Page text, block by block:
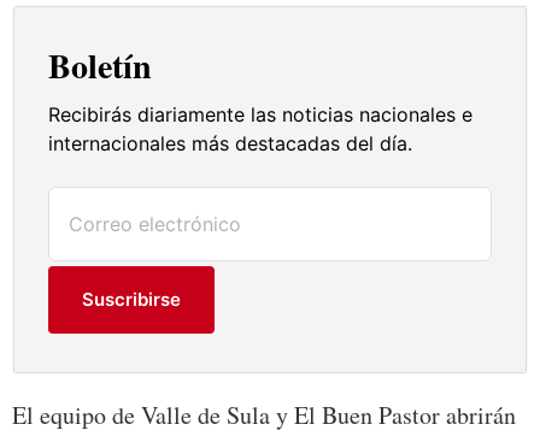
Boletín
Recibirás diariamente las noticias nacionales e
internacionales más destacadas del día.
Suscribirse
El equipo de Valle de Sula y El Buen Pastor abrirán